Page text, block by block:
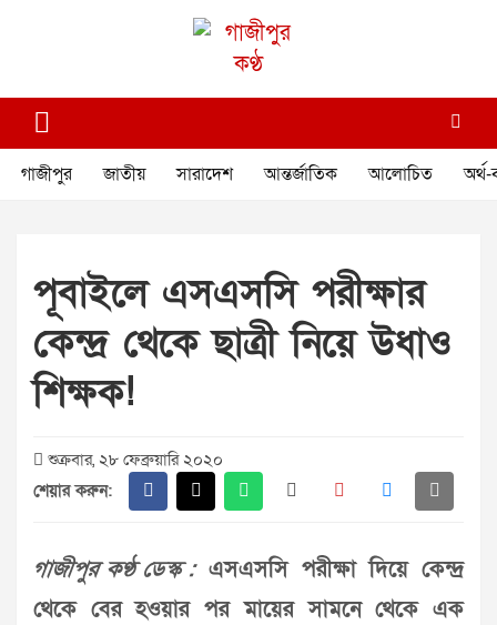
গাজীপুর কণ্ঠ
গাজীপুর জাতীয় সারাদেশ আন্তর্জাতিক আলোচিত অর্থ-
পূবাইলে এসএসসি পরীক্ষার
কেন্দ্র থেকে ছাত্রী নিয়ে উধাও
শিক্ষক!
শুক্রবার, ২৮ ফেব্রুয়ারি ২০২০
শেয়ার করুন:
গাজীপুর কণ্ঠ ডেস্ক :এসএসসি পরীক্ষা দিয়ে কেন্দ্র
থেকে বের হওয়ার পর মায়ের সামনে থেকে এক